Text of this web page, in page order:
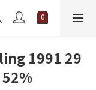
1991 29